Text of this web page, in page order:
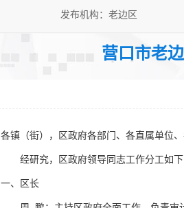
发布机构：老边区
公开类型：主动公开
营口市老
各镇（街），区政府各部门、各直属单位、
经研究，区政府领导同志工作分工如下
一、区长